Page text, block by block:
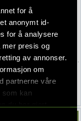
for å
anonymt id-
for å analysere
mer presis og
av annonser.
om
partnerne våre
som kan
Drømmeland, KS 2500, Kontinentalseng
cm, Oasis 196 Shell
17 995,- 35 990,-